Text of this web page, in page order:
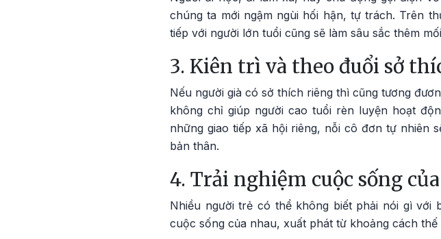
chúng ta mới ngậm ngùi hối hận, tự trách. Trên
tiếp với người lớn tuổi cũng sẽ làm sâu sắc thêm
3. Kiên trì và theo đuổi sở
Nếu người già có sở thích riêng thì cũng tương
không chỉ giúp người cao tuổi rèn luyện hoạt
những giao tiếp xã hội riêng, nỗi cô đơn tự nhiên
bản thân.
4. Trải nghiệm cuộc sống
Nhiều người trẻ có thể không biết phải nói gì
cuộc sống của nhau, xuất phát từ khoảng cách thế